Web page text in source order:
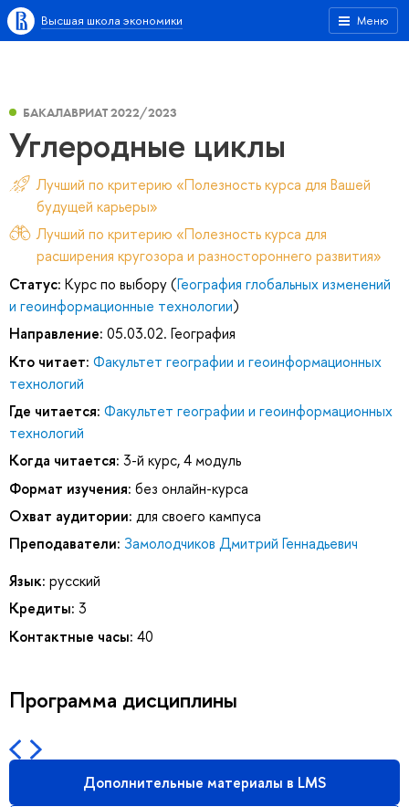
Меню
Высшая школа экономики
БАКАЛАВРИАТ 2022/2023
Углеродные циклы
Лучший по критерию «Полезность курса для Вашей
будущей карьеры»
Лучший по критерию «Полезность курса для
расширения кругозора и разностороннего развития»
Статус: Курс по выбору (География глобальных изменений
и геоинформационные технологии)
Направление: 05.03.02. География
Кто читает: Факультет географии и геоинформационных
технологий
Где читается: Факультет географии и геоинформационных
технологий
Когда читается: 3-й курс, 4 модуль
Формат изучения: без онлайн-курса
Охват аудитории: для своего кампуса
Преподаватели: Замолодчиков Дмитрий Геннадьевич
Язык: русский
Кредиты: 3
Контактные часы: 40
Программа дисциплины
Дополнительные материалы в LMS